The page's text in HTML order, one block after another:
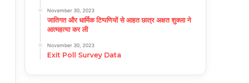
November 30, 2023
जातिगत और धार्मिक टिप्पणियों से आहत छात्र अक्षत शुक्ला ने
आत्महत्या कर ली
November 30, 2023
Exit Poll Survey Data